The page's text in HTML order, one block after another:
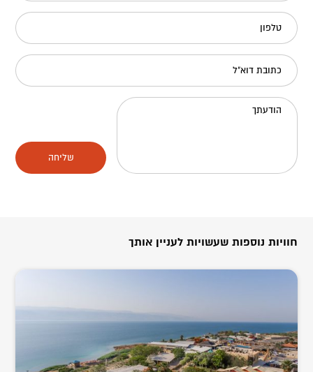
טלפון
כתובת דוא"ל
הודעתך
שליחה
חוויות נוספות שעשויות לעניין אותך